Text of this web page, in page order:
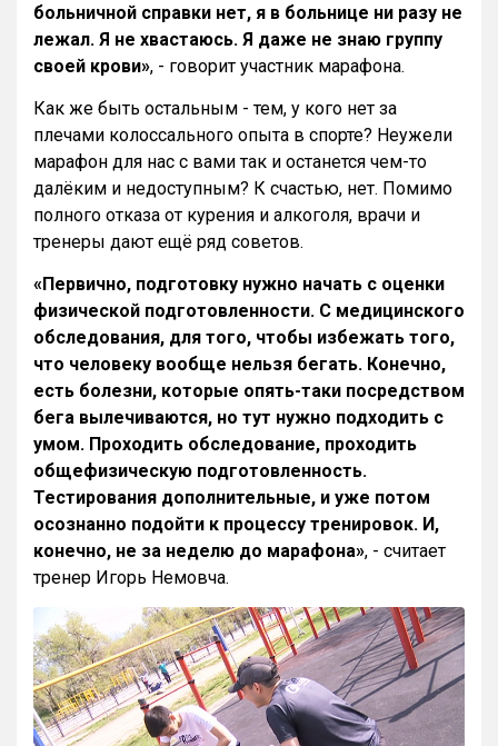
больничной справки нет, я в больнице ни разу не
лежал. Я не хвастаюсь. Я даже не знаю группу
своей крови», - говорит участник марафона.
Как же быть остальным - тем, у кого нет за
плечами колоссального опыта в спорте? Неужели
марафон для нас с вами так и останется чем-то
далёким и недоступным? К счастью, нет. Помимо
полного отказа от курения и алкоголя, врачи и
тренеры дают ещё ряд советов.
«Первично, подготовку нужно начать с оценки
физической подготовленности. С медицинского
обследования, для того, чтобы избежать того,
что человеку вообще нельзя бегать. Конечно,
есть болезни, которые опять-таки посредством
бега вылечиваются, но тут нужно подходить с
умом. Проходить обследование, проходить
общефизическую подготовленность.
Тестирования дополнительные, и уже потом
осознанно подойти к процессу тренировок. И,
конечно, не за неделю до марафона», - считает
тренер Игорь Немовча.